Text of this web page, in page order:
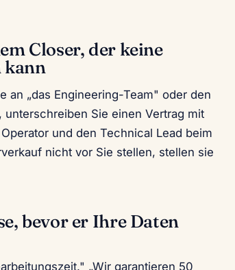
Closer, der keine
kann
an „das Engineering-Team" oder den
Sie einen Vertrag mit
und den Technical Lead beim
nicht vor Sie stellen, stellen sie
bevor er Ihre Daten
„Wir garantieren 50